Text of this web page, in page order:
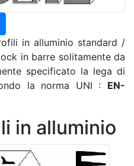
in alluminio standard /
in barre solitamente da
specificato la lega di
la norma UNI : EN-
in alluminio